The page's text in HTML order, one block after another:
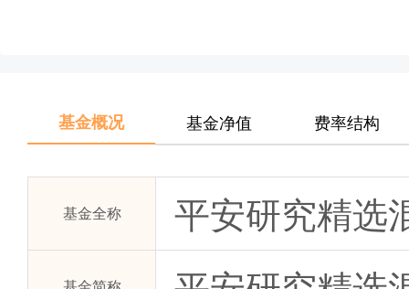
基金概况 基金净值 费率结构
基金全称 平安研究精选